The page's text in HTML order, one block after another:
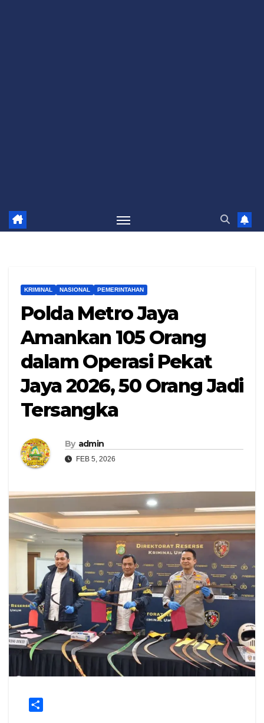
KRIMINAL NASIONAL PEMERINTAHAN
Polda Metro Jaya
Amankan 105 Orang
dalam Operasi Pekat
Jaya 2026, 50 Orang Jadi
Tersangka
By admin
FEB 5, 2026